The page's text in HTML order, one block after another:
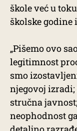
škole već u
školske
„Pišemo ovo
legitimnost
smo
njegovoj
stručna
neophodnost